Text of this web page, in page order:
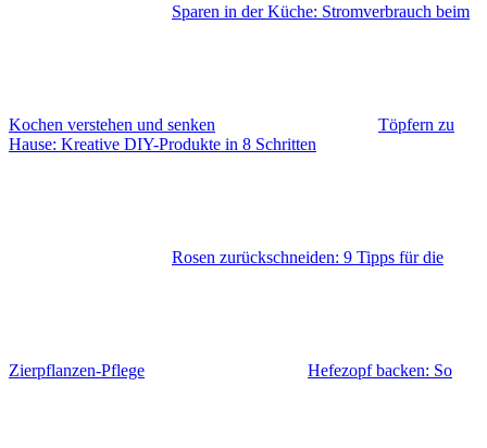
Sparen in der Küche: Stromverbrauch beim
Kochen verstehen und senken
Töpfern zu
Hause: Kreative DIY-Produkte in 8 Schritten
Rosen zurückschneiden: 9 Tipps für die
Zierpflanzen-Pflege Hefezopf backen: So